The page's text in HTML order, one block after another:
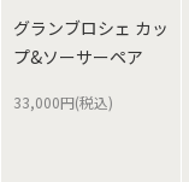
グランブロシェ カッ
プ&ソーサーペア
33,000円(税込)